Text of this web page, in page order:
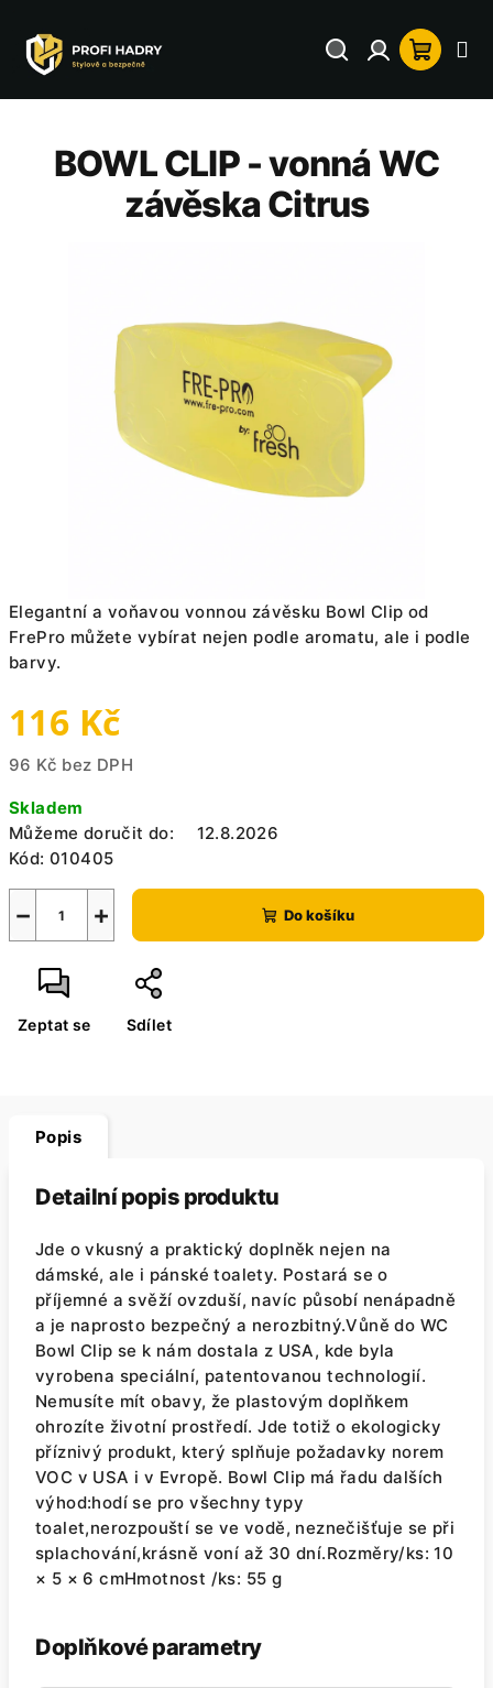
obsah
HledatPřihlášení
Elegantní a voňavou vonnou závěsku Bowl Clip od
FrePro můžete vybírat nejen podle aromatu, ale i podle
barvy.
116 Kč
96 Kč bez DPH
cena:
Skladem
Můžeme doručit do:
12.8.2026
Kód: 010405
+
− Do košíku
Zeptat se Sdílet
BOWL CLIP - vonná WC
závěska Citrus
Popis
Detailní popis produktu
Jde o vkusný a praktický doplněk nejen na
dámské, ale i pánské toalety. Postará se o
příjemné a svěží ovzduší, navíc působí nenápadně
a je naprosto bezpečný a nerozbitný.Vůně do WC
Bowl Clip se k nám dostala z USA, kde byla
vyrobena speciální, patentovanou technologií.
Nemusíte mít obavy, že plastovým doplňkem
ohrozíte životní prostředí. Jde totiž o ekologicky
příznivý produkt, který splňuje požadavky norem
VOC v USA i v Evropě. Bowl Clip má řadu dalších
výhod:hodí se pro všechny typy
toalet,nerozpouští se ve vodě, neznečišťuje se při
splachování,krásně voní až 30 dní.Rozměry/ks: 10
× 5 × 6 cmHmotnost /ks: 55 g
Doplňkové parametry